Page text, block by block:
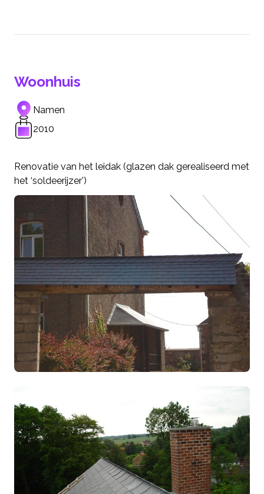
Woonhuis
Namen
2010
Renovatie van het leidak (glazen dak gerealiseerd met
het ‘soldeerijzer’)